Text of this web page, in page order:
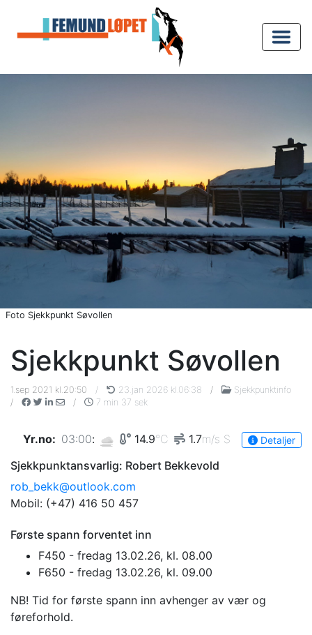
Foto Sjekkpunkt Søvollen
Sjekkpunkt Søvollen
1.sep 2021 kl.20:50 / 23.jan 2026 kl.06:38 /
Sjekkpunktinfo
/
/ 7 min 37 sek
Yr.no: 03:00: 14.9°C 1.7m/s S Detaljer
Sjekkpunktansvarlig: Robert Bekkevold
rob_bekk@outlook.com
Mobil: (+47) 416 50 457
Første spann forventet inn
F450 - fredag 13.02.26, kl. 08.00
F650 - fredag 13.02.26, kl. 09.00
NB! Tid for første spann inn avhenger av vær og
føreforhold.